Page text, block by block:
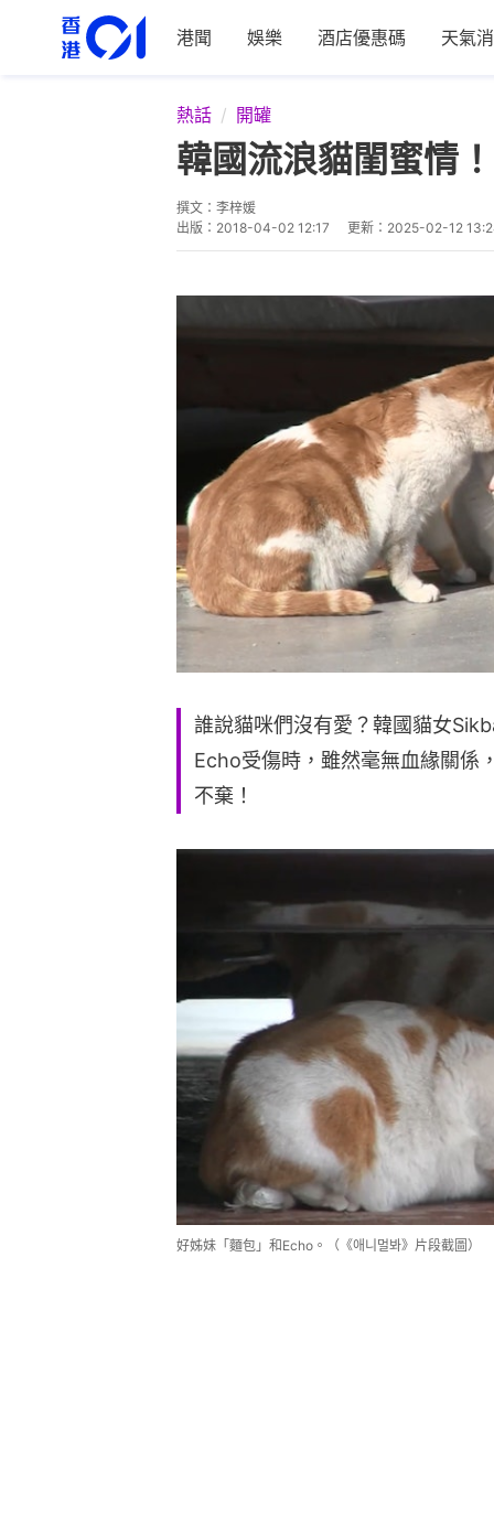
港聞 娛樂 酒店優惠碼 天氣
熱話 開罐
韓國流浪貓閨蜜情
撰文： 李梓媛
出版： 2018-04-02 12:17 更新： 2025-02-12
誰說貓咪們沒有愛？韓國貓女
Echo受傷時，雖然毫無血緣關係
不棄！
好姊妹「麵包」和Echo。（《애니멀봐》片段截圖）